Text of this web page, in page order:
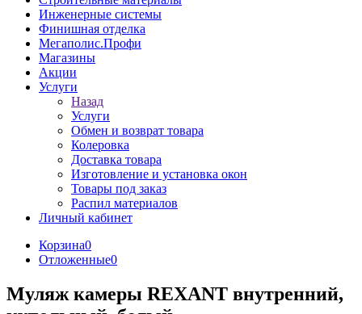
Инженерные системы
Финишная отделка
Мегаполис.Профи
Магазины
Акции
Услуги
Назад
Услуги
Обмен и возврат товара
Колеровка
Доставка товара
Изготовление и установка окон
Товары под заказ
Распил материалов
Личный кабинет
Корзина0
Отложенные0
Муляж камеры REXANT внутренний,